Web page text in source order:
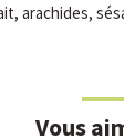
arachides,
Vous